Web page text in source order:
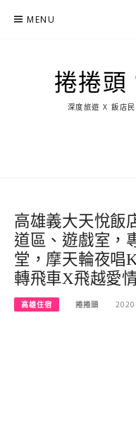
MENU
捲捲
深度旅遊 X 飯店
高雄義大天悅飯
道區、遊戲室，
堂，摩天輪夜唱
轉飛車X飛越愛
高雄住宿 捲捲頭